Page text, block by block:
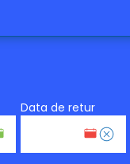
Data de retur